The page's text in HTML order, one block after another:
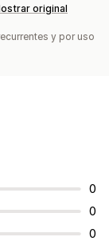
original
y por uso
0
0
0